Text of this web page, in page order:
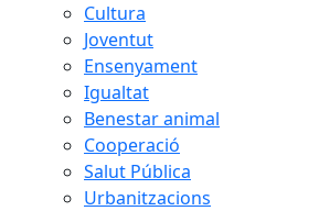
Cultura
Joventut
Ensenyament
Igualtat
Benestar animal
Cooperació
Salut Pública
Urbanitzacions